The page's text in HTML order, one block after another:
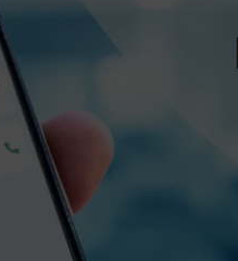
Karinthy Frigyes: a
Az ördög még mindig
Móricz
Mindenki a világot akarja